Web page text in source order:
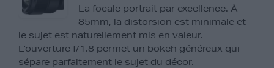
La focale portrait par excellence. À
85mm, la distorsion est minimale et
le sujet est naturellement mis en valeur.
L’ouverture f/1.8 permet un bokeh généreux qui
sépare parfaitement le sujet du décor.